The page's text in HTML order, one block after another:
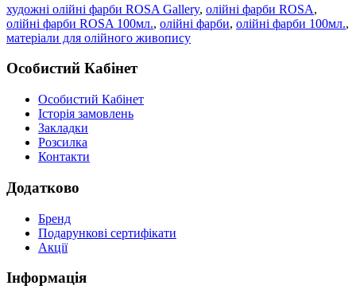
художні олійні фарби ROSA Gallery, олійні фарби ROSA,
олійні фарби ROSA 100мл., олійні фарби, олійні фарби 100мл.,
матеріали для олійного живопису
Особистий Кабінет
Особистий Кабінет
Історія замовлень
Закладки
Розсилка
Контакти
Додатково
Бренд
Подарункові сертифікати
Акції
Інформація